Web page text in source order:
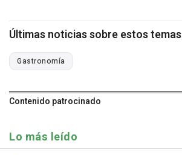
Últimas noticias sobre estos temas
Gastronomía
Contenido patrocinado
Lo más leído